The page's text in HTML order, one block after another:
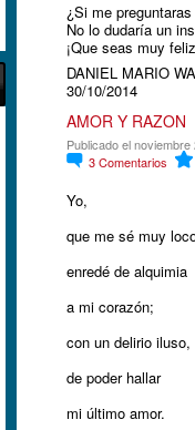
¿Si me
No lo dudaría un
¡Que seas muy
DANIEL MARIO
30/10/2014
AMOR Y RAZON
Publicado el
3Comentarios
Yo,
que me sé muy
enredé de alquimia
a mi corazón;
con un delirio iluso,
de poder hallar
mi último amor.